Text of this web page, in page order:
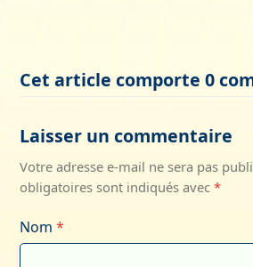
Cet article comporte 0
Laisser un commentaire
Votre adresse e-mail ne sera pas
obligatoires sont indiqués avec*
Nom*